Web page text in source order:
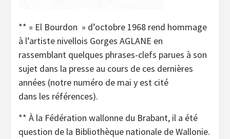
** » El Bourdon » d’octobre 1968 rend hommage
à l’artiste nivellois Gorges AGLANE en
rassemblant quelques phrases-clefs parues à son
sujet dans la presse au cours de ces dernières
années (notre numéro de mai y est cité
dans les références).
** À la Fédération wallonne du Brabant, il a été
question de la Bibliothèque nationale de Wallonie.